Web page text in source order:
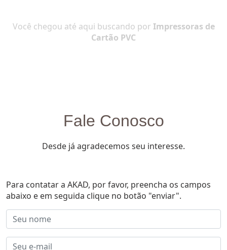
Você chegou até aqui buscando por Impressoras de
Cartão PVC
Fale Conosco
Desde já agradecemos seu interesse.
Para contatar a AKAD, por favor, preencha os campos
abaixo e em seguida clique no botão "enviar".